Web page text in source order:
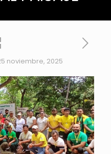
noviembre, 2025